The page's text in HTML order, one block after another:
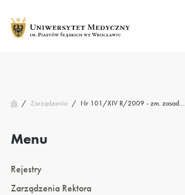
treści
strony
/ Zarządzenia / Nr 101/XIV R/2009 - zm. zasad…
Menu
Rejestry
Zarządzenia Rektora